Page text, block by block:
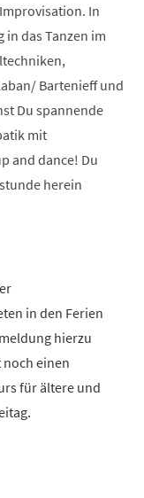
In
das Tanzen im
Bartenieff und
Du spannende
mit
and dance! Du
herein
in den Ferien
hierzu
noch einen
für ältere und